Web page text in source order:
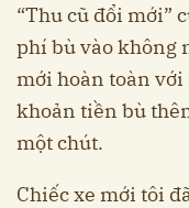
“Thu cũ đổi mới”
phí bù vào không
mới hoàn toàn
khoản tiền bù
một chút.
Chiếc xe mới tôi